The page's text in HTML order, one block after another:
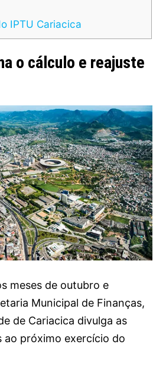
IPTU Cariacica
o cálculo e reajuste
meses de outubro e
Municipal de Finanças,
de Cariacica divulga as
ao próximo exercício do